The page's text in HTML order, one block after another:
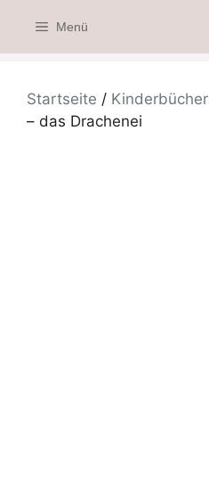
Inhalt
springen
Menü
Startseite / Kinderbücher
– das Drachenei